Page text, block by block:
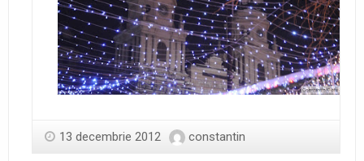
13 decembrie 2012 constantin